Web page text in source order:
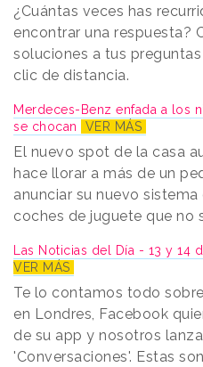
¿Cuántas veces has
encontrar una respuesta?
soluciones a tus
clic de distancia.
Merdeces-Benz enfada a los
se chocan
VER MÁS
El nuevo spot de la casa
hace llorar a más de un
anunciar su nuevo
coches de juguete que no
Las Noticias del Día - 13 y 14
VER MÁS
Te lo contamos todo
en Londres, Facebook
de su app y nosotros
'Conversaciones'. Estas